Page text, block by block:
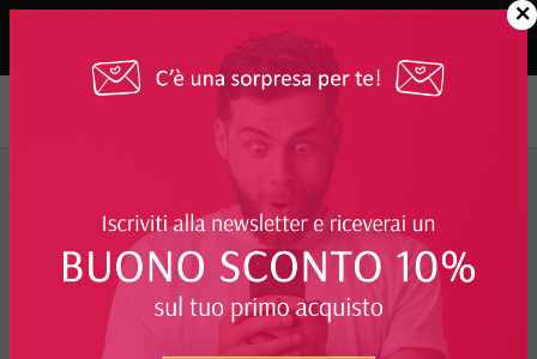
FILTRO
DISINFETTANTI MANI
I PIÙ RICHIESTI
×